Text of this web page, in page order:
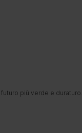
più verde e duraturo.